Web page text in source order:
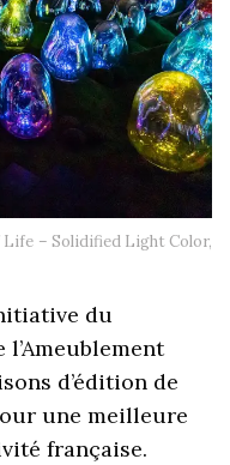
– Solidified Light Color,
du
d’édition de
une meilleure
française.